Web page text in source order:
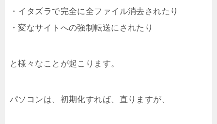
・イタズラで完全に全ファイル消去されたり
・変なサイトへの強制転送にされたり
と様々なことが起こります。
パソコンは、初期化すれば、直りますが、